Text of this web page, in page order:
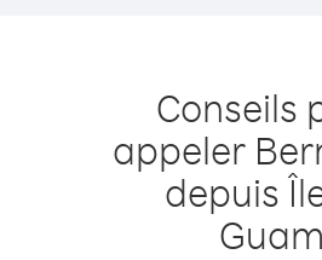
Conseils
appeler
depuis
Guam